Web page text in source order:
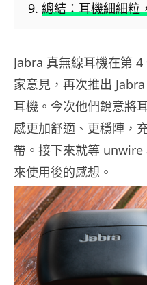
總結：耳機細細粒
Jabra 真無線耳機在第
家意見，再次推出
耳機。今次他們銳意將
感更加舒適、更穩陣，
帶。接下來就等 unwire
來使用後的感想。